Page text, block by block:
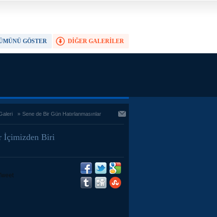
DİĞER GALERİLER
GÖSTER
» Sene de Bir Gün Hatırlanmasınlar
İçimizden Biri